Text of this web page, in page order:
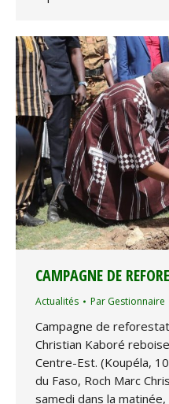
CAMPAGNE DE
Actualités Par Gestionnaire
Campagne de
Christian Kaboré
Centre-Est. (Koupéla,
du Faso, Roch Marc
samedi dans la